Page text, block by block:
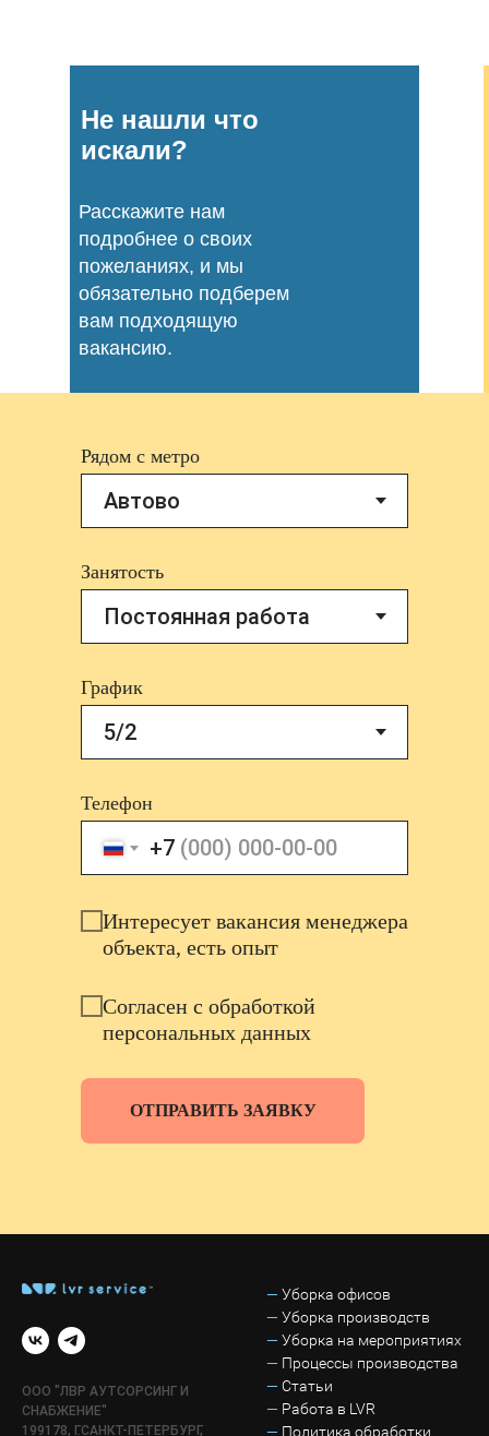
Не нашли что
искали?
Расскажите нам
подробнее о своих
пожеланиях, и мы
обязательно подберем
вам подходящую
вакансию.
Рядом с метро
Занятость
График
Телефон
+7
Интересует вакансия менеджера
объекта, есть опыт
Согласен с обработкой
персональных данных
ОТПРАВИТЬ ЗАЯВКУ
ООО "ЛВР АУТСОРСИНГ И
СНАБЖЕНИЕ"
199178, Г.САНКТ-ПЕТЕРБУРГ,
— Уборка офисов
— Уборка производств
— Уборка на мероприятиях
— Процессы производства
— Статьи
— Работа в LVR
— Политика обработки